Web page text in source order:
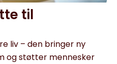
til
liv – den bringer ny
og støtter mennesker